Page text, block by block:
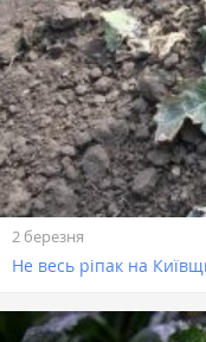
2 березня
Не весь ріпак на